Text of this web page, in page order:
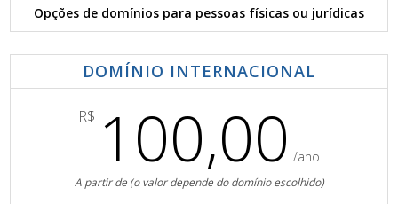
Opções de domínios para pessoas físicas ou jurídicas
DOMÍNIO INTERNACIONAL
R$ 100,00 /ano
A partir de (o valor depende do domínio escolhido)